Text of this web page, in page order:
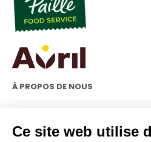
À PROPOS DE NOUS
NOTRE GAMME